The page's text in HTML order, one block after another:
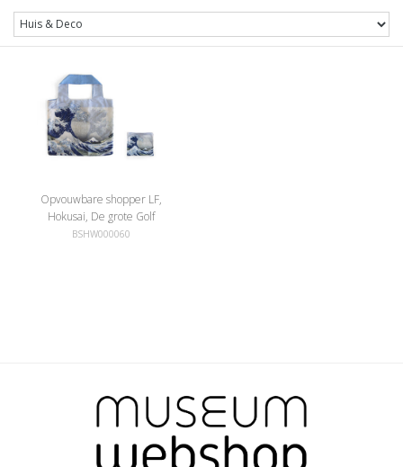
Opvouwbare shopper LF,
Hokusai, De grote Golf
BSHW000060